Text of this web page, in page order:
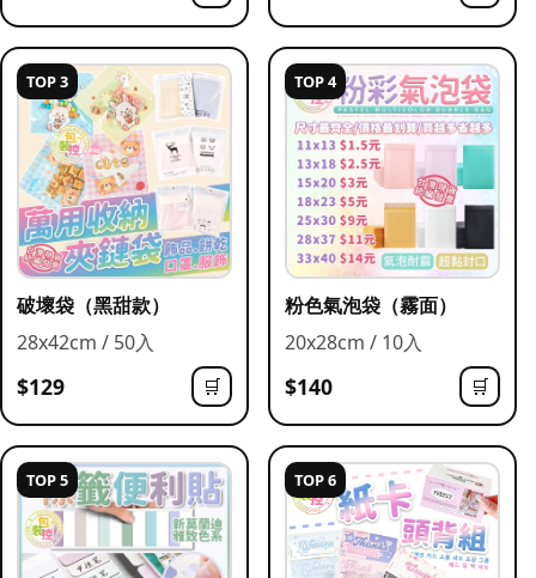
TOP 3
破壞袋（黑甜款）
28x42cm / 50入
$129 🛒
TOP 4
粉色氣泡袋（霧面）
20x28cm / 10入
$140 🛒
TOP 5 TOP 6